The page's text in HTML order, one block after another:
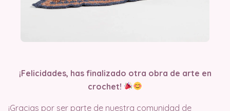
¡Felicidades, has finalizado otra obra de arte en
crochet!
¡Gracias por ser parte de nuestra comunidad de